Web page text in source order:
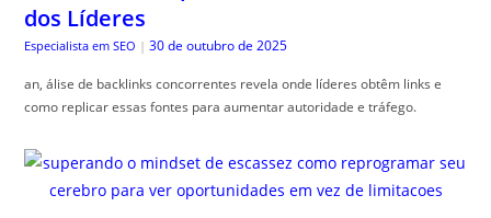
dos Líderes
Especialista em SEO | 30 de outubro de 2025
an, álise de backlinks concorrentes revela onde líderes obtêm links e
como replicar essas fontes para aumentar autoridade e tráfego.